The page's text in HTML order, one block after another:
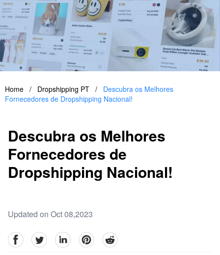
Home / Dropshipping PT /
Descubra os Melhores
Fornecedores de Dropshipping Nacional!
Descubra os Melhores
Fornecedores de
Dropshipping Nacional!
Updated on Oct 08,2023
facebookTwitter linkedinpinterestreddit